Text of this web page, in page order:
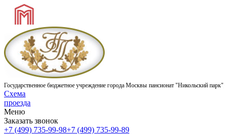
Государственное бюджетное учреждение города Москвы пансионат "Никольский парк"
Схема
проезда
Меню
Заказать звонок
+7 (499) 735-99-98+7 (499) 735-99-89